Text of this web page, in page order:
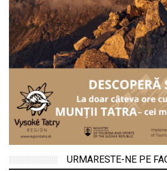
URMARESTE-NE PE